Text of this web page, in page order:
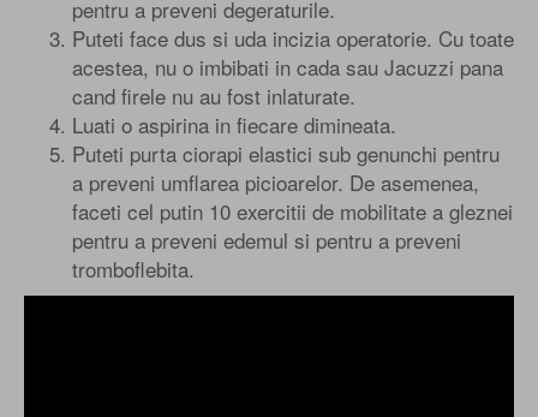
pentru a preveni degeraturile.
Puteti face dus si uda incizia operatorie. Cu toate
acestea, nu o imbibati in cada sau Jacuzzi pana
cand firele nu au fost inlaturate.
Luati o aspirina in fiecare dimineata.
Puteti purta ciorapi elastici sub genunchi pentru
a preveni umflarea picioarelor. De asemenea,
faceti cel putin 10 exercitii de mobilitate a gleznei
pentru a preveni edemul si pentru a preveni
tromboflebita.